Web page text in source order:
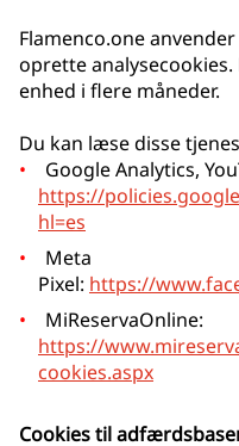
Flamenco.one
oprette
enhed i flere måneder.
Du kan læse disse
Google Analytics,
https://
hl=es
Meta
Pixel: https://
MiReservaOnline:
https://
cookies.aspx
Cookies til